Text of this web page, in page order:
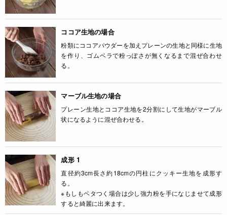
ココア生地の場合
粉類にココアパウダーを加えプレーンの生地と同様に生地
を作り、ゴムベラで粉っぽさが無くなるまで混ぜ合わせ
る。
マーブル生地の場合
プレーン生地とココア生地を2分割にして生地がマーブル
状になるように混ぜ合わせる。
成形 1
直径約3cm長さ約18cmの円柱にクッキー生地を成形す
る。
※もしもベタつく場合は少し強力粉を手になじませて成形
すると綺麗に出来ます。